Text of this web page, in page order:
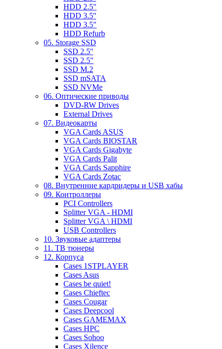
HDD 2.5"
HDD 3.5''
HDD 3.5"
HDD Refurb
05. Storage SSD
SSD 2.5''
SSD 2.5"
SSD M.2
SSD mSATA
SSD NVMe
06. Оптические приводы
DVD-RW Drives
External Drives
07. Видеокарты
VGA Cards ASUS
VGA Cards BIOSTAR
VGA Cards Gigabyte
VGA Cards Palit
VGA Cards Sapphire
VGA Cards Zotac
08. Внутренние кардридеры и USB хабы
09. Контроллеры
PCI Controllers
Splitter VGA - HDMI
Splitter VGA \ HDMI
USB Controllers
10. Звуковые адаптеры
11. ТВ тюнеры
12. Корпуса
Cases 1STPLAYER
Cases Asus
Cases be quiet!
Cases Chieftec
Cases Cougar
Cases Deepcool
Cases GAMEMAX
Cases HPC
Cases Sohoo
Cases Xilence